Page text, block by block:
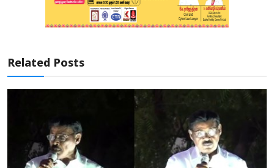
Related Posts